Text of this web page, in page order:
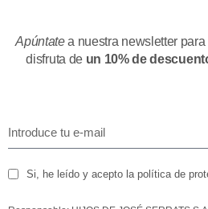
Apúntatea nuestra newsletter para
disfruta de un 10% de
Si, he leído y acepto la política de